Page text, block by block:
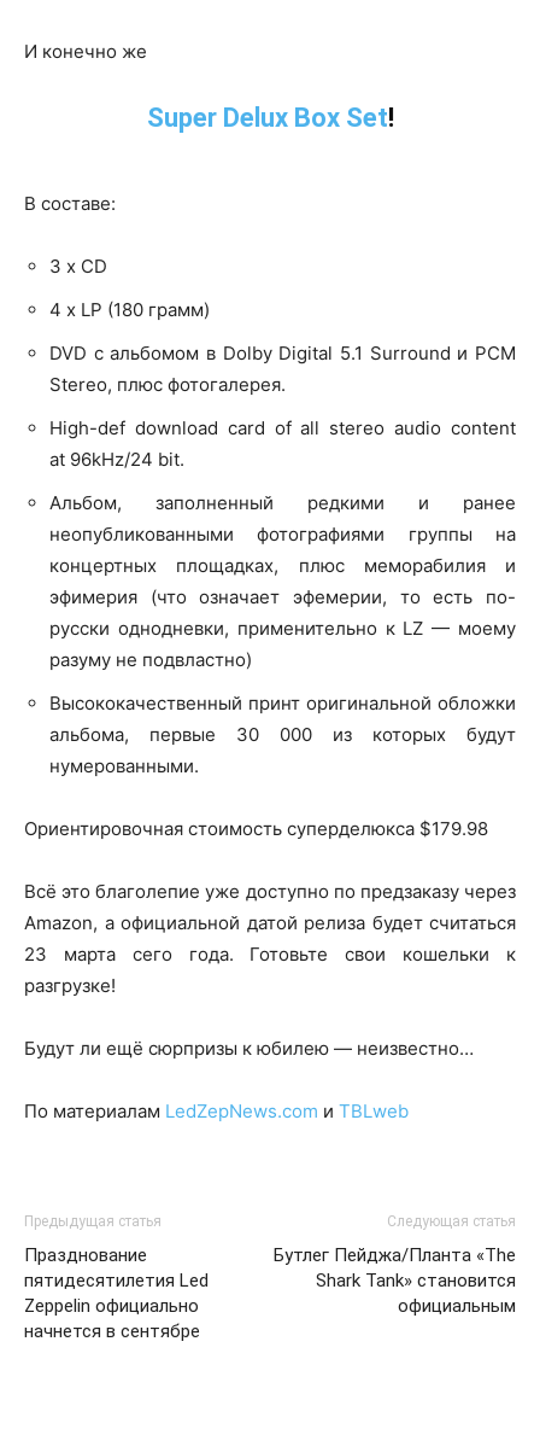
И конечно же
Super Delux Box Set!
В составе:
3 х CD
4 х LP (180 грамм)
DVD с альбомом в Dolby Digital 5.1 Surround и PCM
Stereo, плюс фотогалерея.
High-def download card of all stereo audio content
at 96kHz/24 bit.
Альбом, заполненный редкими и ранее
неопубликованными фотографиями группы на
концертных площадках, плюс меморабилия и
эфимерия (что означает эфемерии, то есть по-
русски однодневки, применительно к LZ — моему
разуму не подвластно)
Высококачественный принт оригинальной обложки
альбома, первые 30 000 из которых будут
нумерованными.
Ориентировочная стоимость суперделюкса $179.98
Всё это благолепие уже доступно по предзаказу через
Amazon, а официальной датой релиза будет считаться
23 марта сего года. Готовьте свои кошельки к
разгрузке!
Будут ли ещё сюрпризы к юбилею — неизвестно…
По материалам LedZepNews.com и TBLweb
Предыдущая статья
Празднование
пятидесятилетия Led
Zeppelin официально
начнется в сентябре
Следующая статья
Бутлег Пейджа/Планта «The
Shark Tank» становится
официальным